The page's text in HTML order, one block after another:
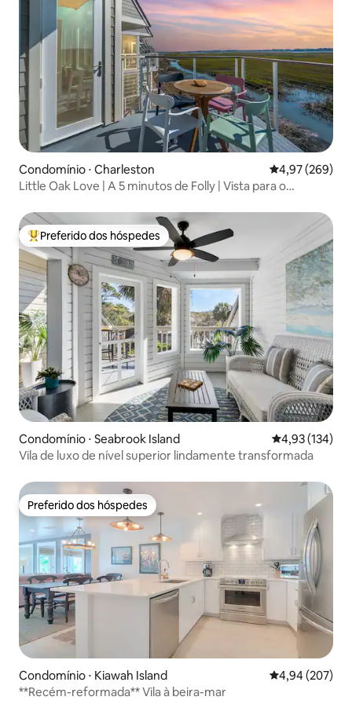
Condomínio ⋅ Charleston 4,97 de uma
4,97 (269)
Little Oak Love | A 5 minutos de Folly | Vista para o
Entre os melhores preferidos dos hóspedes
Preferido dos hóspedes
Condomínio ⋅ Seabrook Island 4,93 de uma
4,93 (134)
Vila de luxo de nível superior lindamente transformada
Preferido dos hóspedes
Preferido dos hóspedes
Condomínio ⋅ Kiawah Island 4,94 de uma
4,94 (207)
**Recém-reformada** Vila à beira-mar